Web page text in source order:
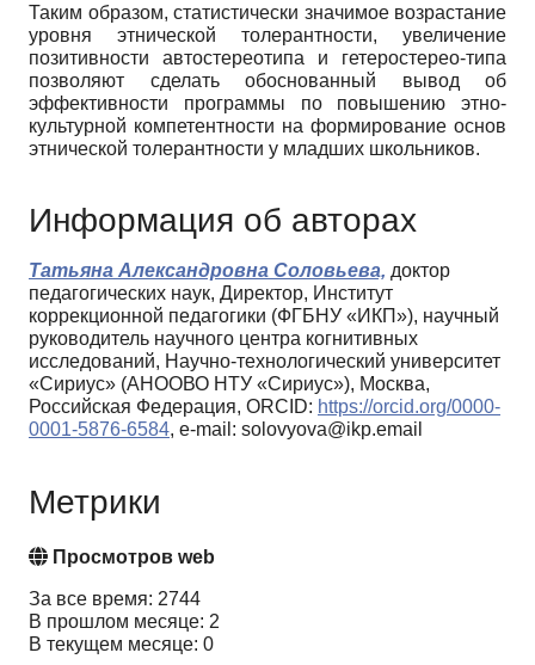
Таким образом, статистически значимое возрастание
уровня этнической толерантности, увеличение
позитивности автостереотипа и гетеростерео-типа
позволяют сделать обоснованный вывод об
эффективности програм­мы по повышению этно-
культурной компетентности на формирование основ
этнической толерантности у младших школьников.
Информация об авторах
Татьяна Александровна Соловьева, доктор
педагогических наук, Директор, Институт
коррекционной педагогики (ФГБНУ «ИКП»), научный
руководитель научного центра когнитивных
исследований, Научно-технологический университет
«Сириус» (АНООВО НТУ «Сириус»), Москва,
Российская Федерация, ORCID: https://orcid.org/0000-
0001-5876-6584, e-mail: solovyova@ikp.email
Метрики
Просмотров web
За все время: 2744
В прошлом месяце: 2
В текущем месяце: 0